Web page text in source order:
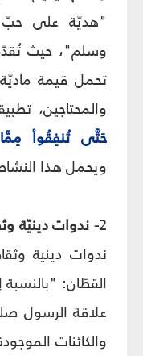
"هديّة على حبّ
وسلم"، حيث
تحمل قيمة
والمحتاجين،
حَتَّى تُنفِقُواْ
ويحمل هذا النشاط
2- ندوات دينيّة
ندوات دينية
القطّان: "بالنسبة
علاقة الرسول
والكائنات